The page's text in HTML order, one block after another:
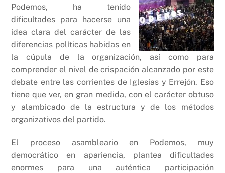
Podemos, ha tenido
dificultades para hacerse una
idea clara del carácter de las
diferencias políticas habidas en
la cúpula de la organización, así como para
comprender el nivel de crispación alcanzado por este
debate entre las corrientes de Iglesias y Errejón. Eso
tiene que ver, en gran medida, con el carácter obtuso
y alambicado de la estructura y de los métodos
organizativos del partido.
El proceso asambleario en Podemos, muy
democrático en apariencia, plantea dificultades
enormes para una auténtica participación